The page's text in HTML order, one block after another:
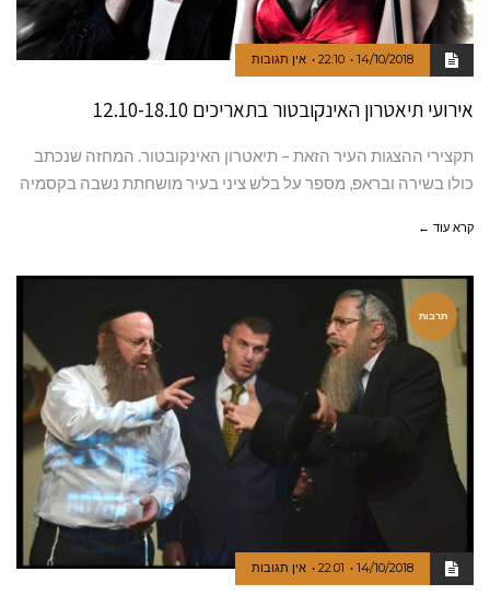
14/10/2018
22:10 אין תגובות
אירועי תיאטרון האינקובטור בתאריכים 12.10-18.10
תקצירי ההצגות העיר הזאת – תיאטרון האינקובטור. המחזה שנכתב
כולו בשירה ובראפ, מספר על בלש ציני בעיר מושחתת נשבה בקסמיה
קרא עוד ←
תרבות
14/10/2018
22:01 אין תגובות